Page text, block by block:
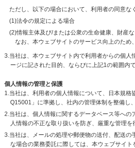
ただし、以下の場合において、利用者の同意な
(1)法令の規定による場合
(2)情報主体及び/または公衆の生命健康、財産
なお、本ウェブサイトのサービス向上のため
3.当社は、本ウェブサイト内で利用者からの個
ージに記された目的、ならびに上記1の範囲内
個人情報の管理と保護
1.当社は、利用者の個人情報について、日本規
Q15001」に準拠し、社内の管理体制を整備し
2.当社は、個人情報に関するデータベース等へ
人情報の不正な取り扱いを防ぎ、厳重な管理を
3.当社は、メールの処理や郵便物の送付、配送
な場合の業務委託に際しては、本ウェブサイ